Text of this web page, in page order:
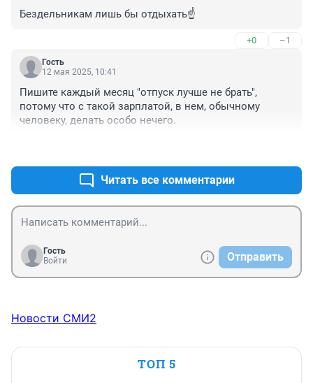
Бездельникам лишь бы отдыхать☝️
+0 –1
Гость
12 мая 2025, 10:41
Пишите каждый месяц "отпуск лучше не брать",
потому что с такой зарплатой, в нем, обычному
человеку, делать особо нечего.
Читать все комментарии
Гость
Войти
Отправить
Новости СМИ2
ТОП 5